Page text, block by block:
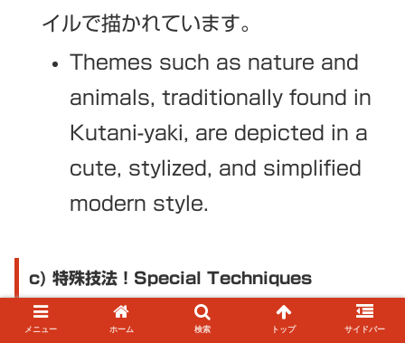
イルで描かれています。
Themes such as nature and
animals, traditionally found in
Kutani-yaki, are depicted in a
cute, stylized, and simplified
modern style.
c) 特殊技法！Special Techniques
メニュー ホーム 検索 トップ サイドバー